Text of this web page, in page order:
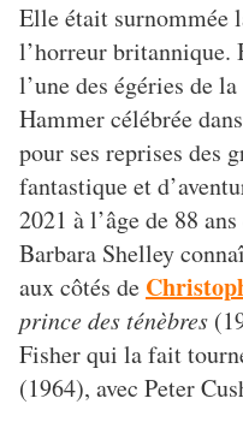
Elle était surnommée
l’horreur britannique.
l’une des égéries de
Hammer célébrée
pour ses reprises des
fantastique et
2021 à l’âge de 88
Barbara Shelley
aux côtés de
prince des ténèbres
Fisher qui la fait
(1964), avec Peter